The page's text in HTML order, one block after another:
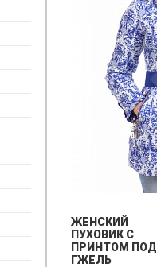
ЖЕНСКИЙ
ПУХОВИК С
ПРИНТОМ ПОД
ГЖЕЛЬ